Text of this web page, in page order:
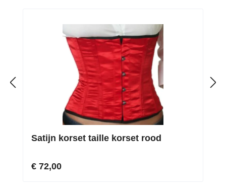
Satijn korset taille korset rood
€ 72,00